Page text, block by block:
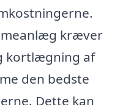
kræver
kortlægning af
den bedste
Dette kan